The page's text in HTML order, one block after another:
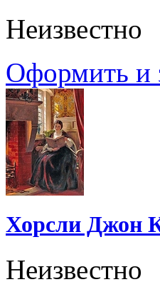
Неизвестно
Оформить и
Хорсли Джон
Неизвестно